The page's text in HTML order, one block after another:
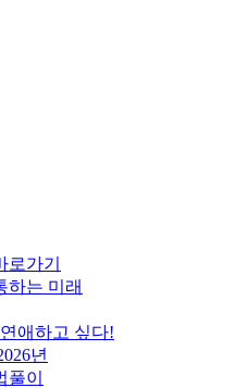
가기
하는 미래
애하고 싶다!
년
이